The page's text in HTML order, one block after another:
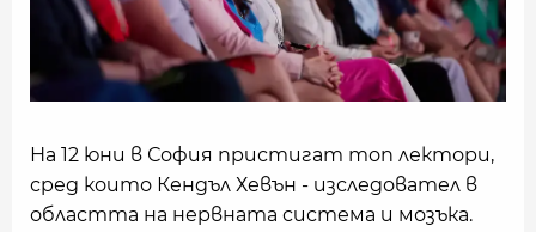
На 12 юни в София пристигат топ лектори,
сред които Кендъл Хевън - изследовател в
областта на нервната система и мозъка.